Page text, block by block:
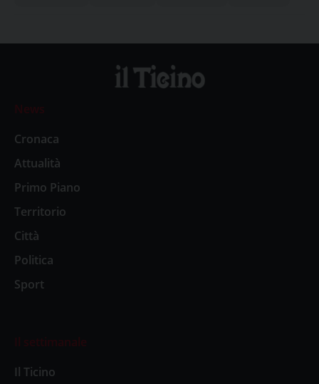
News
Cronaca
Attualità
Primo Piano
Territorio
Città
Politica
Sport
Il settimanale
Il Ticino